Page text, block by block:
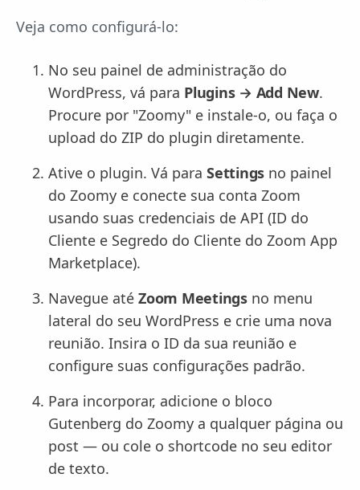
Veja como configurá-lo:
No seu painel de administração do
WordPress, vá para Plugins → Add New.
Procure por "Zoomy" e instale-o, ou faça o
upload do ZIP do plugin diretamente.
Ative o plugin. Vá para Settings no painel
do Zoomy e conecte sua conta Zoom
usando suas credenciais de API (ID do
Cliente e Segredo do Cliente do Zoom App
Marketplace).
Navegue até Zoom Meetingsno menu
lateral do seu WordPress e crie uma nova
reunião. Insira o ID da sua reunião e
configure suas configurações padrão.
Para incorporar, adicione o bloco
Gutenberg do Zoomy a qualquer página ou
post — ou cole o shortcode no seu editor
de texto.